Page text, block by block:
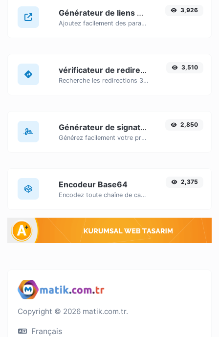
Générateur de liens UTM
Ajoutez facilement des paramètres UTM valides et générez un lien traçable UTM.
3,926
vérificateur de redirection d'URL
Recherche les redirections 301 et 302 d'une URL spécifique. La recherche portera sur un maximum de 10 redirections.
3,510
Générateur de signature
Générez facilement votre propre signature personnalisée et téléchargez-la en toute simplicité.
2,850
Encodeur Base64
Encodez toute chaîne de caractères saisie en Base64.
2,375
Copyright © 2026 matik.com.tr.
Français